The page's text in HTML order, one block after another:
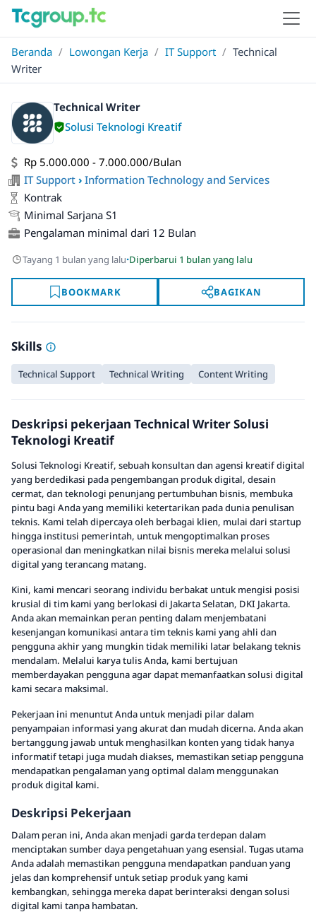
Beranda / Lowongan Kerja / IT Support / Technical
Writer
Technical Writer
Solusi Teknologi Kreatif
Rp 5.000.000 - 7.000.000/Bulan
IT Support › Information Technology and Services
Kontrak
Minimal Sarjana S1
Pengalaman minimal dari 12 Bulan
Tayang 1 bulan yang lalu·Diperbarui 1 bulan yang lalu
BOOKMARK BAGIKAN
Skills
Technical Support Technical Writing Content Writing
Deskripsi pekerjaan Technical Writer Solusi
Teknologi Kreatif
Solusi Teknologi Kreatif, sebuah konsultan dan agensi kreatif digital
yang berdedikasi pada pengembangan produk digital, desain
cermat, dan teknologi penunjang pertumbuhan bisnis, membuka
pintu bagi Anda yang memiliki ketertarikan pada dunia penulisan
teknis. Kami telah dipercaya oleh berbagai klien, mulai dari startup
hingga institusi pemerintah, untuk mengoptimalkan proses
operasional dan meningkatkan nilai bisnis mereka melalui solusi
digital yang terancang matang.
Kini, kami mencari seorang individu berbakat untuk mengisi posisi
krusial di tim kami yang berlokasi di Jakarta Selatan, DKI Jakarta.
Anda akan memainkan peran penting dalam menjembatani
kesenjangan komunikasi antara tim teknis kami yang ahli dan
pengguna akhir yang mungkin tidak memiliki latar belakang teknis
mendalam. Melalui karya tulis Anda, kami bertujuan
memberdayakan pengguna agar dapat memanfaatkan solusi digital
kami secara maksimal.
Pekerjaan ini menuntut Anda untuk menjadi pilar dalam
penyampaian informasi yang akurat dan mudah dicerna. Anda akan
bertanggung jawab untuk menghasilkan konten yang tidak hanya
informatif tetapi juga mudah diakses, memastikan setiap pengguna
mendapatkan pengalaman yang optimal dalam menggunakan
produk digital kami.
Deskripsi Pekerjaan
Dalam peran ini, Anda akan menjadi garda terdepan dalam
menciptakan sumber daya pengetahuan yang esensial. Tugas utama
Anda adalah memastikan pengguna mendapatkan panduan yang
jelas dan komprehensif untuk setiap produk yang kami
kembangkan, sehingga mereka dapat berinteraksi dengan solusi
digital kami tanpa hambatan.